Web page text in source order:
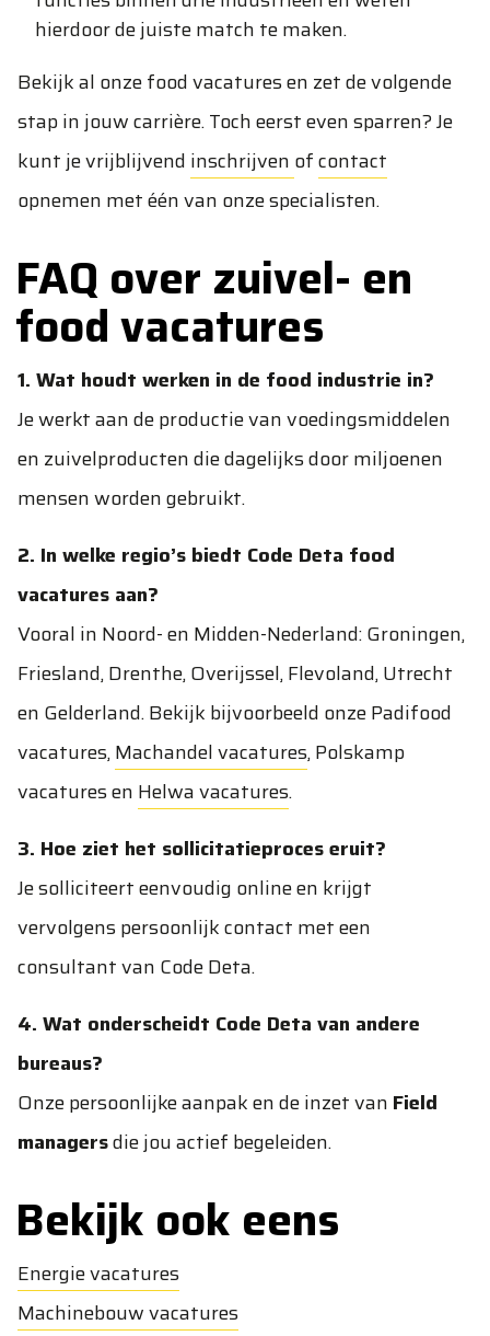
hierdoor de juiste match te maken.
Bekijk al onze food vacatures en zet de volgende
stap in jouw carrière. Toch eerst even sparren? Je
kunt je vrijblijvend inschrijven ofcontact
opnemen met één van onze specialisten.
FAQ over zuivel- en
food vacatures
1. Wat houdt werken in de food industrie in?
Je werkt aan de productie van voedingsmiddelen
en zuivelproducten die dagelijks door miljoenen
mensen worden gebruikt.
2. In welke regio’s biedt Code Deta food
vacatures aan?
Vooral in Noord- en Midden-Nederland: Groningen,
Friesland, Drenthe, Overijssel, Flevoland, Utrecht
en Gelderland. Bekijk bijvoorbeeld onzePadifood
vacatures,Machandel vacatures,Polskamp
vacaturesen Helwa vacatures.
3. Hoe ziet het sollicitatieproces eruit?
Je solliciteert eenvoudig online en krijgt
vervolgens persoonlijk contact met een
consultant van Code Deta.
4. Wat onderscheidt Code Deta van andere
bureaus?
Onze persoonlijke aanpak en de inzet van Field
managersdie jou actief begeleiden.
Bekijk ook eens
Energie vacatures
Machinebouw vacatures